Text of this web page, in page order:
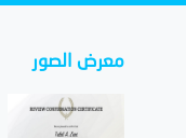
معرض الصور